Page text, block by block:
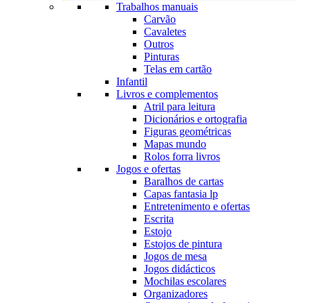
Trabalhos manuais
Carvão
Cavaletes
Outros
Pinturas
Telas em cartão
Infantil
Livros e complementos
Atril para leitura
Dicionários e ortografia
Figuras geométricas
Mapas mundo
Rolos forra livros
Jogos e ofertas
Baralhos de cartas
Capas fantasia lp
Entretenimento e ofertas
Escrita
Estojo
Estojos de pintura
Jogos de mesa
Jogos didácticos
Mochilas escolares
Organizadores